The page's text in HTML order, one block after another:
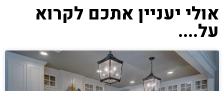
אולי יעניין אתכם לקרוא
על....